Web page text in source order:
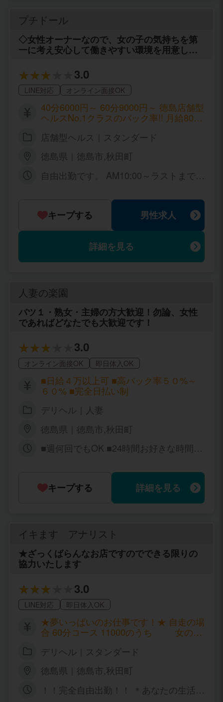
プチドール
◇女性オーナーなので、女の子の気持ちを第
一に考え安心して働きやすい環境を用意して
3.0
LINE対応 オンライン面接OK
40分6000円～ 60分9000円～ 徳島店舗型
ヘルスNo.1クラスのバック率!! 月給80万
店舗型ヘルス｜スタンダード
徳島県｜徳島市,秋田町
自由出勤です。 AM10:00～ラストまで
キープする 男性求人
詳細を見る
人妻の楽園
バツ１・熟女・主婦の方大歓迎！勿論、女性
であればどなたでも大歓迎です！
3.0
オンライン面接OK 即日体入OK
■日給４万以上可 ■高バック率５０%～
６０% ■完全日払い制
デリヘル｜人妻
徳島県｜徳島市,秋田町
■週何回でもOK ■24時間お好きな時間で
キープする 詳細を見る
イキます アナリスト
★ざっくばらんなお店ですのでできる限りの
協力いたします
3.0
LINE対応 即日体入OK
★夢いっぱいのお仕事です！★ 自走の場
合 60分コース 11000のうち 女の子
女の子給与10000 120分コース20000の
ス25000のうち 女の子給与16000！
180分コース30000のうち 女の子給
与19000！！ ☆もちろん送迎もあります
デリヘル｜スタンダード
徳島県｜徳島市,秋田町
！！完全自由出勤！！ ＊あなたの生活に